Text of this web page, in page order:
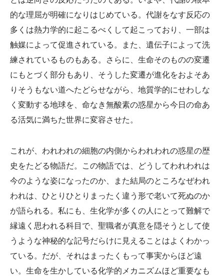
的な理屈が明確になりはじめている。代謝をなす反応の
多くは熱力学的に起こるべくして起こっており、一部は
触媒によって促進されている。また、遺伝子によって洗
練されているものもある。さらに、生命そのものの変遷
にもとづく部分もあり、そうした変遷が進化をおよそあ
りそうもない道へたどらせながら、地質学的にせわしな
く変動する地球を、命なき無酸素の惑星から今日の命あ
る活気に満ちた世界に変容させた。
これが、われわれの細胞の内側からわれわれの惑星の歴
史をたどる物語だ。この物語では、どうしてわれわれは
今のような姿になったのか、また結局のところなぜわれ
われは、ひとりひとりまったく違う形で老いて死ぬのか
が語られる。私にも、生化学が多くの人にとって難解で
縁遠く思われる科目で、聖職者が真意を隠そうとして使
うような神秘的な記号だらけに見えることはよくわかっ
ている。だが、それはまったくもって事実からほど遠
い。生命を生かしている化学的メカニズムほど重要なも